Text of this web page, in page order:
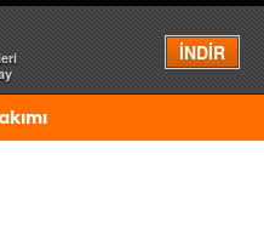
İNDİR
Menü